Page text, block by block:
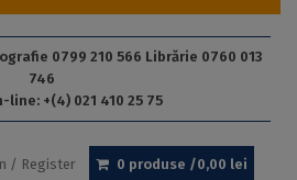
0799 210 566 Librărie 0760 013
746
line: +(4) 021 410 25 75
/ Register 0 produse /0,00 lei